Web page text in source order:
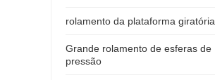
rolamento da plataforma giratória
Grande rolamento de esferas de
pressão